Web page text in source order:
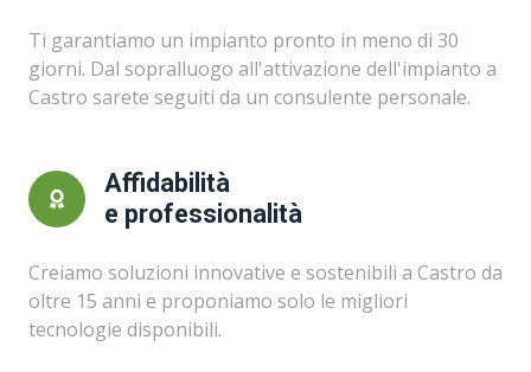
Ti garantiamo un impianto pronto in meno di 30
giorni. Dal sopralluogo all'attivazione dell'impianto a
Castro sarete seguiti da un consulente personale.
Affidabilità
e professionalità
Creiamo soluzioni innovative e sostenibili a Castro da
oltre 15 anni e proponiamo solo le migliori
tecnologie disponibili.